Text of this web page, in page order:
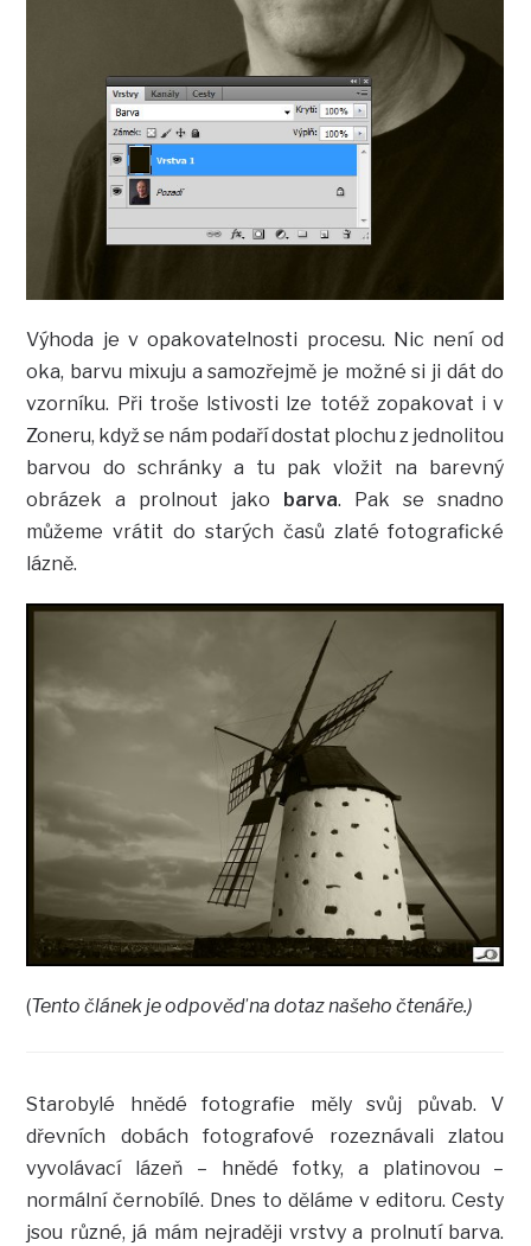
Výhoda je v opakovatelnosti procesu. Nic není od
oka, barvu mixuju a samozřejmě je možné si ji dát do
vzorníku. Při troše lstivosti lze totéž zopakovat i v
Zoneru, když se nám podaří dostat plochu z jednolitou
barvou do schránky a tu pak vložit na barevný
obrázek a prolnout jako barva. Pak se snadno
můžeme vrátit do starých časů zlaté fotografické
lázně.
(Tento článek je odpověď na dotaz našeho čtenáře.)
Starobylé hnědé fotografie měly svůj půvab. V
dřevních dobách fotografové rozeznávali zlatou
vyvolávací lázeň – hnědé fotky, a platinovou –
normální černobílé. Dnes to děláme v editoru. Cesty
jsou různé, já mám nejraději vrstvy a prolnutí barva.